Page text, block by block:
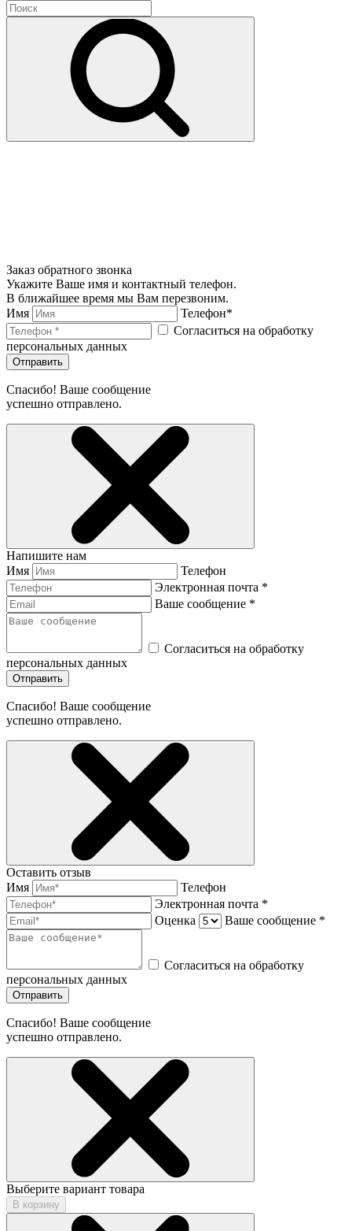
Заказ обратного звонка
Укажите Ваше имя и контактный телефон.
В ближайшее время мы Вам перезвоним.
Имя
Телефон*
Согласиться на обработку
персональных данных
Отправить
Спасибо! Ваше сообщение
успешно отправлено.
Напишите нам
Имя
Телефон
Электронная почта *
Ваше сообщение *
Согласиться на обработку
персональных данных
Отправить
Спасибо! Ваше сообщение
успешно отправлено.
Оставить отзыв
Имя
Телефон
Электронная почта *
Оценка
Ваше сообщение *
Согласиться на обработку
персональных данных
Отправить
Спасибо! Ваше сообщение
успешно отправлено.
Выберите вариант товара
В корзину